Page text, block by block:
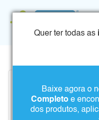
Quer ter todas as
Baixe agora o
Completo e
dos produtos,